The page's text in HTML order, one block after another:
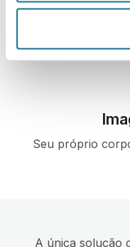
médicos em mais
por diversas
Seu próprio
A única solução